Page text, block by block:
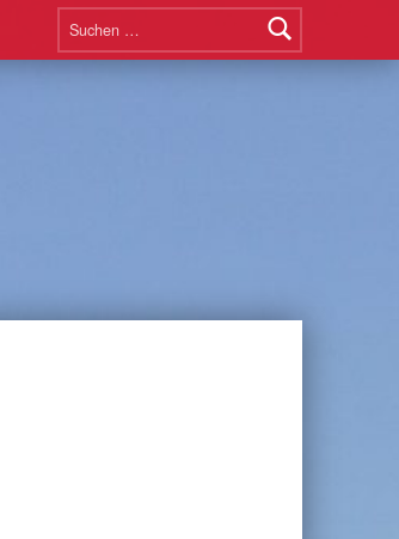
Suchen nach: